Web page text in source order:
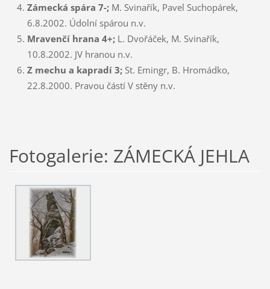
Zámecká spára 7-;M. Svinařík, Pavel Suchopárek,
6.8.2002. Údolní spárou n.v.
Mravenčí hrana 4+; L. Dvořáček, M. Svinařík,
10.8.2002. JV hranou n.v.
Z mechu a kapradí 3;St. Emingr, B. Hromádko,
22.8.2000. Pravou částí V stěny n.v.
Fotogalerie: ZÁMECKÁ JEHLA